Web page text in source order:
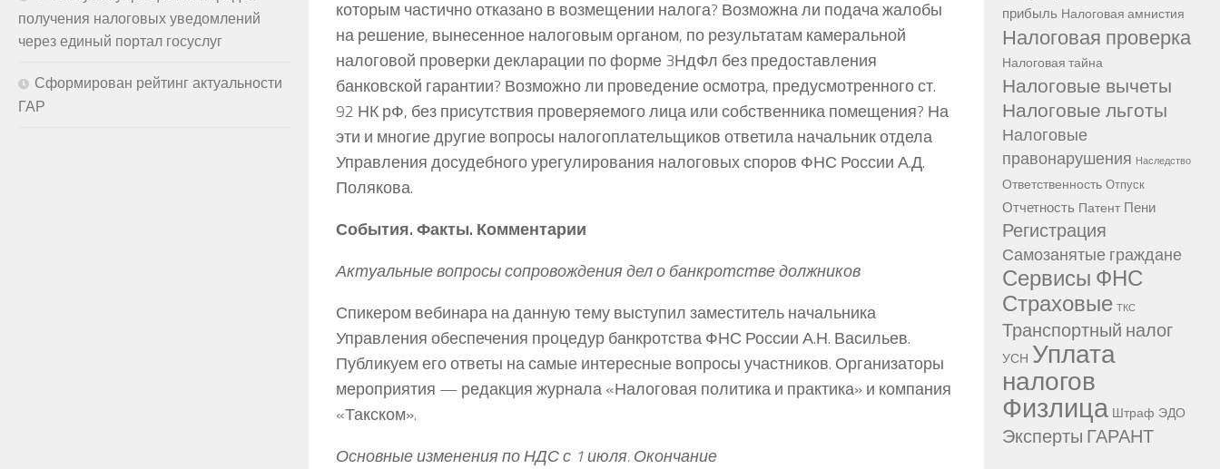
которым частично отказано в возмещении налога? Возможна ли подача жалобы
на решение, вынесенное налоговым органом, по результатам камеральной
налоговой проверки декларации по форме 3НдФл без предоставления
банковской гарантии? Возможно ли проведение осмотра, предусмотренного ст.
92 НК рФ, без присутствия проверяемого лица или собственника помещения? На
эти и многие другие вопросы налогоплательщиков ответила начальник отдела
Управления досудебного урегулирования налоговых споров ФНС России А.Д.
Полякова.
События. Факты. Комментарии
Актуальные вопросы сопровождения дел о банкротстве должников
Спикером вебинара на данную тему выступил заместитель начальника
Управления обеспечения процедур банкротства ФНС России А.Н. Васильев.
Публикуем его ответы на самые интересные вопросы участников. Организаторы
мероприятия — редакция журнала «Налоговая политика и практика» и компания
«Такском».
Основные изменения по НДС с 1 июля. Окончание
получения налоговых уведомлений
через единый портал госуслуг
Сформирован рейтинг актуальности
ГАР
прибыль Налоговая амнистия
Налоговая проверка
Налоговая тайна
Налоговые вычеты
Налоговые льготы
Налоговые
правонарушения Наследство
Ответственность Отпуск
Отчетность Патент Пени
Регистрация
Самозанятые граждане
Сервисы ФНС
Страховые ТКС
Транспортный налог
УСН Уплата
налогов
Физлица Штраф ЭДО
Эксперты ГАРАНТ